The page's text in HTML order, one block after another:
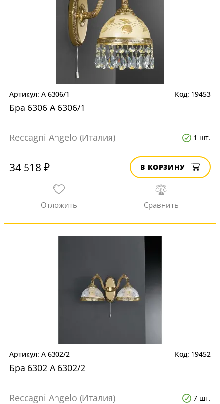
A 6306/1 19453
Бра 6306 A 6306/1
Reccagni Angelo (Италия) 1 шт.
34 518 ₽ В КОРЗИНУ
A 6302/2 19452
Бра 6302 A 6302/2
Reccagni Angelo (Италия) 7 шт.